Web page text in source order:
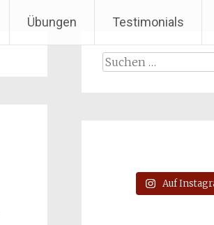
Übungen Testimonials
Suchen
Auf